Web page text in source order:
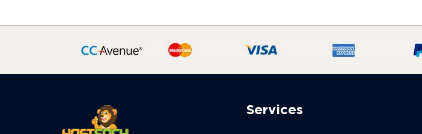
Services